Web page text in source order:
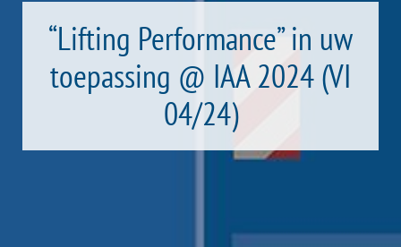
“Lifting Performance” in uw
toepassing @ IAA 2024 (VI
04/24)